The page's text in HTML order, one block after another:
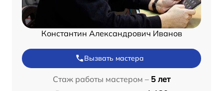
Константин Александрович Иванов
Вызвать мастера
Стаж работы мастером – 5 лет